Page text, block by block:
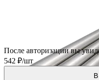
После авторизации вы
542 ₽/шт
В